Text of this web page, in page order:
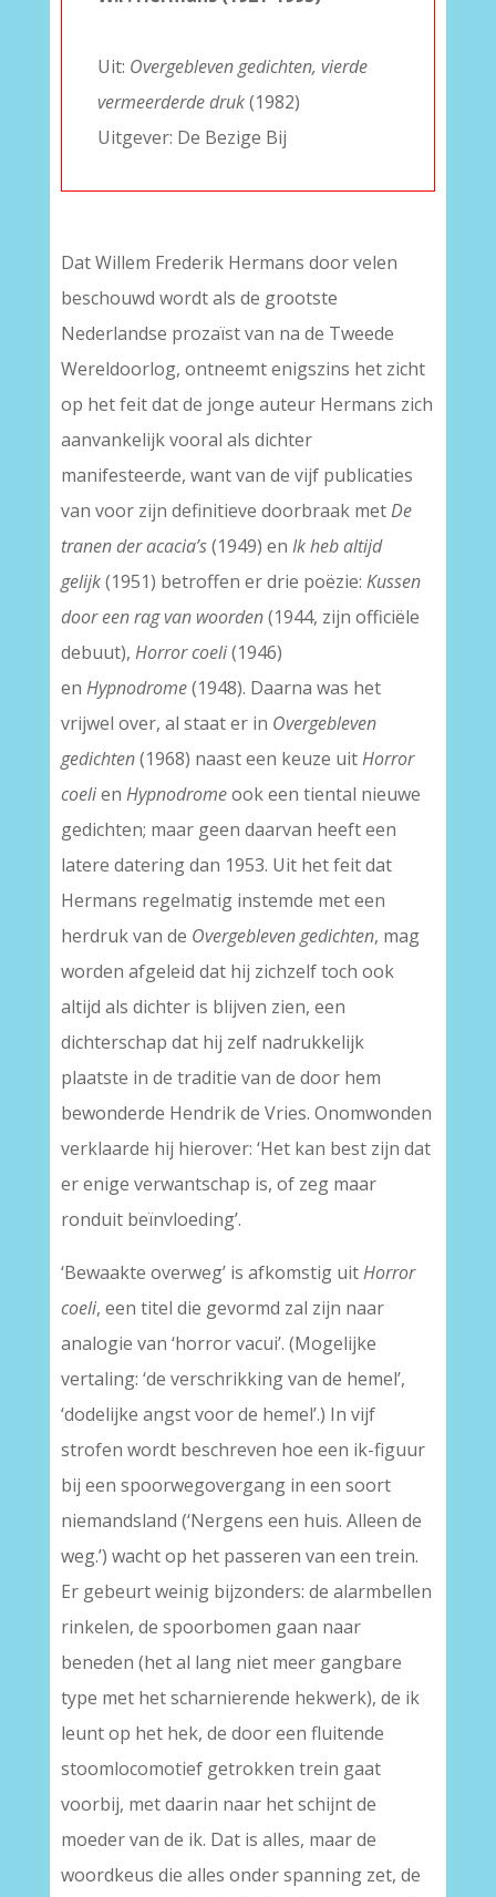
Uit: Overgebleven gedichten, vierde
vermeerderde druk(1982)
Uitgever: De Bezige Bij
Dat Willem Frederik Hermans door velen
beschouwd wordt als de grootste
Nederlandse prozaïst van na de Tweede
Wereldoorlog, ontneemt enigszins het zicht
op het feit dat de jonge auteur Hermans zich
aanvankelijk vooral als dichter
manifesteerde, want van de vijf publicaties
van voor zijn definitieve doorbraak metDe
tranen der acacia’s(1949) en Ik heb altijd
gelijk(1951) betroffen er drie poëzie: Kussen
door een rag van woorden(1944, zijn officiële
debuut), Horror coeli(1946)
en Hypnodrome(1948). Daarna was het
vrijwel over, al staat er in Overgebleven
gedichten(1968) naast een keuze uitHorror
coelien Hypnodromeook een tiental nieuwe
gedichten; maar geen daarvan heeft een
latere datering dan 1953. Uit het feit dat
Hermans regelmatig instemde met een
herdruk van de Overgebleven gedichten, mag
worden afgeleid dat hij zichzelf toch ook
altijd als dichter is blijven zien, een
dichterschap dat hij zelf nadrukkelijk
plaatste in de traditie van de door hem
bewonderde Hendrik de Vries. Onomwonden
verklaarde hij hierover: ‘Het kan best zijn dat
er enige verwantschap is, of zeg maar
ronduit beïnvloeding’.
‘Bewaakte overweg’ is afkomstig uitHorror
coeli, een titel die gevormd zal zijn naar
analogie van ‘horror vacui’. (Mogelijke
vertaling: ‘de verschrikking van de hemel’,
‘dodelijke angst voor de hemel’.) In vijf
strofen wordt beschreven hoe een ik-figuur
bij een spoorwegovergang in een soort
niemandsland (‘Nergens een huis. Alleen de
weg.’) wacht op het passeren van een trein.
Er gebeurt weinig bijzonders: de alarmbellen
rinkelen, de spoorbomen gaan naar
beneden (het al lang niet meer gangbare
type met het scharnierende hekwerk), de ik
leunt op het hek, de door een fluitende
stoomlocomotief getrokken trein gaat
voorbij, met daarin naar het schijnt de
moeder van de ik. Dat is alles, maar de
woordkeus die alles onder spanning zet, de